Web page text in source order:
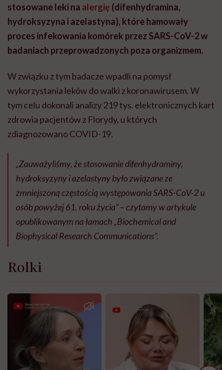
stosowane leki na alergię (difenhydramina,
hydroksyzyna i azelastyna), które hamowały
proces infekowania komórek przez SARS-CoV-2 w
badaniach przeprowadzonych poza organizmem.
W związku z tym badacze wpadli na pomysł
wykorzystania leków do walki z koronawirusem. W
tym celu dokonali analizy 219 tys. elektronicznych kart
zdrowia pacjentów z Florydy, u których
zdiagnozowano COVID-19.
„Zauważyliśmy, że stosowanie difenhydraminy,
hydroksyzyny i azelastyny było związane ze
zmniejszoną częstością występowania SARS-CoV-2 u
osób powyżej 61. roku życia” – czytamy w artykule
opublikowanym na łamach „Biochemical and
Biophysical Research Communications”.
Rolki